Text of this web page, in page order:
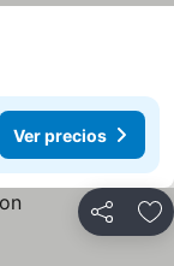
Ver precios
Compartir